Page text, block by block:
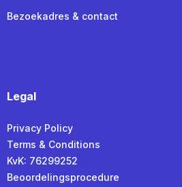
Bezoekadres & contact
Legal
Privacy Policy
Terms & Conditions
KvK: 76299252
Beoordelingsprocedure